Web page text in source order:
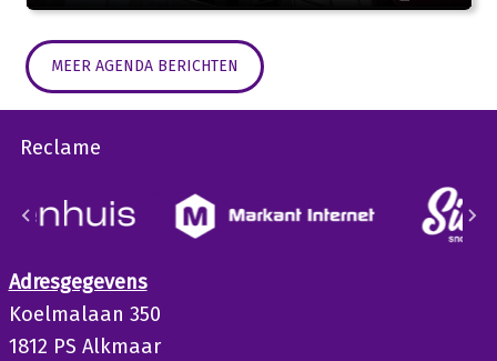
MEER AGENDA BERICHTEN
Reclame
Adresgegevens
Koelmalaan 350
1812 PS Alkmaar